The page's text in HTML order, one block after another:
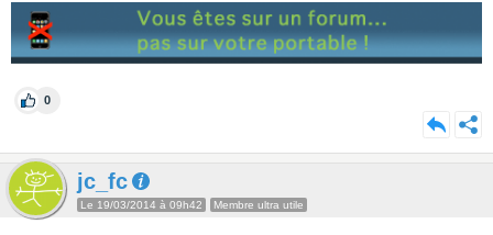
0
jc_fc
Le 19/03/2014 à 09h42 Membre ultra utile